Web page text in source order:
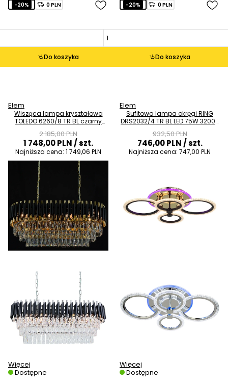
Do koszyka
-20% 0 PLN
Elem
Wisząca lampa kryształowa
TOLEDO 6260/8 TR BL czarny
2 185,00 PLN
1 748,00 PLN/ szt.
Najniższa cena: 1 749,06 PLN
Więcej
Dostępne
Do koszyka
-20% 0 PLN
Elem
Sufitowa lampa okręgi RING
DRS2032/4 TR BL LED 75W 3200-
932,50 PLN
746,00 PLN/ szt.
Najniższa cena: 747,00 PLN
Więcej
Dostępne